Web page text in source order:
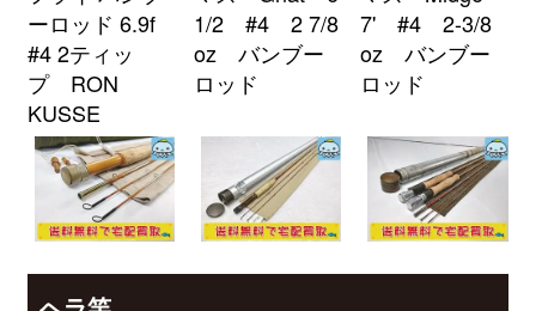
釣具買取クーポンturi20260404-
02 （2026/04/30迄）
2026/04/04
ローランス Elite-7Ti GPS魚探 未
使用
釣具買取クーポン
turi20260404-
（2026/04/30迄）
24,000円
ローランス HDS7 GEN2 TOUCH
魚探 未使用
釣具買取クーポンturi20260404-
04 （2026/04/30迄）
24,000円
2026/04/04
ーロッド 6.9f
#4 2ティッ
プ RON
KUSSE
1/2 #4 2 7/8
oz バンブー
ロッド
7' #4 2-3/8
oz バンブー
ロッド